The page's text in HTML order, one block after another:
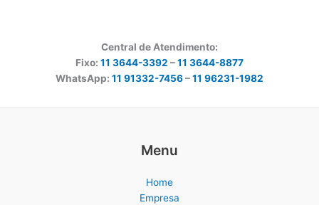
Central de Atendimento:
Fixo: 11 3644-3392 –11 3644-8877
WhatsApp: 11 91332-7456–11 96231-1982
Menu
Home
Empresa